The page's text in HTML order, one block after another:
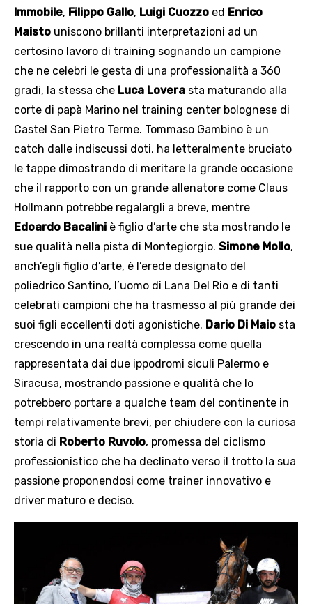
Immobile, Filippo Gallo, Luigi Cuozzo ed Enrico
Maisto uniscono brillanti interpretazioni ad un
certosino lavoro di training sognando un campione
che ne celebri le gesta di una professionalità a 360
gradi, la stessa che Luca Lovera sta maturando alla
corte di papà Marino nel training center bolognese di
Castel San Pietro Terme. Tommaso Gambino è un
catch dalle indiscussi doti, ha letteralmente bruciato
le tappe dimostrando di meritare la grande occasione
che il rapporto con un grande allenatore come Claus
Hollmann potrebbe regalargli a breve, mentre
Edoardo Bacalini è figlio d’arte che sta mostrando le
sue qualità nella pista di Montegiorgio. Simone Mollo,
anch’egli figlio d’arte, è l’erede designato del
poliedrico Santino, l’uomo di Lana Del Rio e di tanti
celebrati campioni che ha trasmesso al più grande dei
suoi figli eccellenti doti agonistiche. Dario Di Maio sta
crescendo in una realtà complessa come quella
rappresentata dai due ippodromi siculi Palermo e
Siracusa, mostrando passione e qualità che lo
potrebbero portare a qualche team del continente in
tempi relativamente brevi, per chiudere con la curiosa
storia di Roberto Ruvolo, promessa del ciclismo
professionistico che ha declinato verso il trotto la sua
passione proponendosi come trainer innovativo e
driver maturo e deciso.